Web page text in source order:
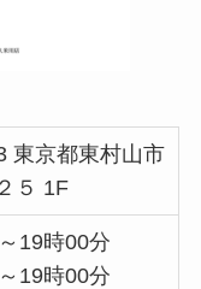
東京都東村山市
５ 1F
19時00分
19時00分